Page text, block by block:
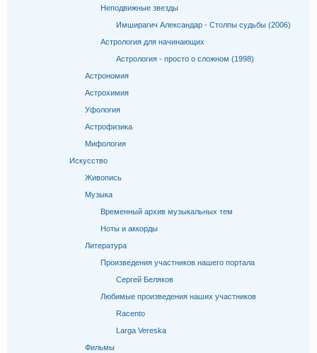
Неподвижные звезды
Имширагич Александар - Столпы судьбы (2006)
Астрология для начинающих
Астрология - просто о сложном (1998)
Астрономия
Астрохимия
Уфология
Астрофизика
Мифология
Искусство
Живопись
Музыка
Временный архив музыкальных тем
Ноты и аккорды
Литература
Произведения участников нашего портала
Сергей Беляков
Любимые произведения наших участников
Racento
Larga Vereska
Фильмы